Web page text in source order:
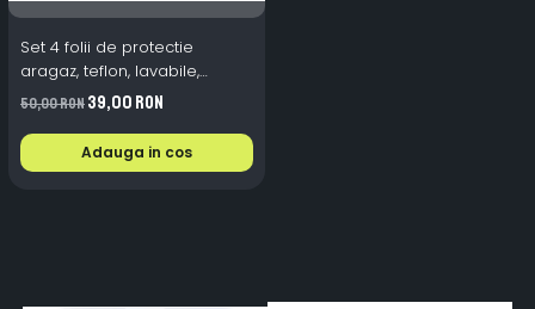
Set 4 folii de protectie
aragaz, teflon, lavabile,
reutilizabile, Negru/Gri
50,00 RON39,00 RON
Adauga in cos